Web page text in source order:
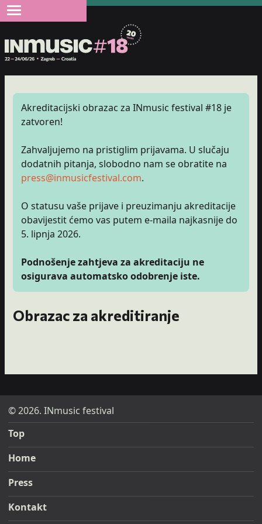
Akreditacijski obrazac za INmusic festival #18 je
zatvoren!
Zahvaljujemo na pristiglim prijavama. U slučaju
dodatnih pitanja, slobodno nam se obratite na
press@inmusicfestival.com.
O statusu vaše prijave i preuzimanju akreditacije
obavijestit ćemo vas putem e-maila najkasnije do
5. lipnja 2026.
Podnošenje zahtjeva za akreditaciju ne
osigurava automatsko odobrenje iste.
Obrazac za akreditiranje
© 2026. INmusic festival
Top
Home
Press
Kontakt